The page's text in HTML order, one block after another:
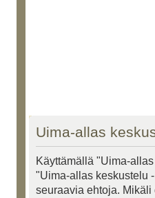
Uima-allas
Käyttämällä "Uima-
"Uima-allas keskustelu
seuraavia ehtoja.